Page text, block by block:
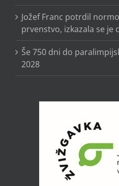
Jožef Franc potrdil
prvenstvo, izkazala se je
Še 750 dni do
2028